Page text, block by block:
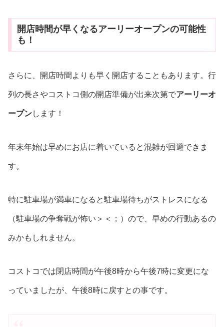
開店時間が早くなるアーリーオープンの可能性
も！
さらに、開店時間よりも早く開店することもあります。行
列の長さやコストコ側の開店準備が出来次第でアーリーオ
ープンします！
年末年始は早めにお店に着いていると混雑が回避できま
す。
特に駐車場が満車になると駐車場待ちがストレスになる
（駐車場の争奪戦が怖い＞＜；）ので、早めの行動あるの
みかもしれません。
コストコでは閉店時間が午後8時から午後7時に変更にな
っていましたが、午後8時に戻すとの事です。